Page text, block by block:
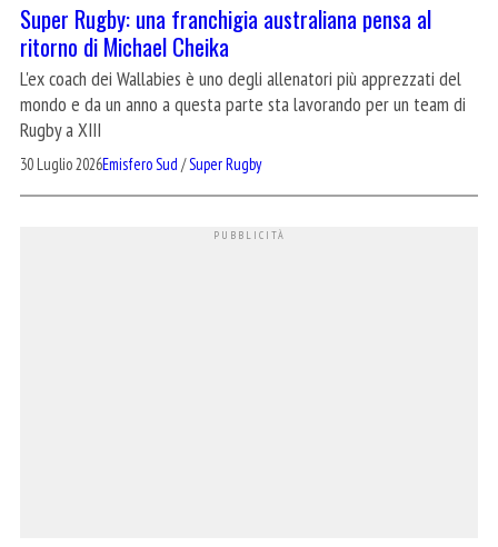
Super Rugby: una franchigia australiana pensa al
ritorno di Michael Cheika
L'ex coach dei Wallabies è uno degli allenatori più apprezzati del
mondo e da un anno a questa parte sta lavorando per un team di
Rugby a XIII
30 Luglio 2026Emisfero Sud /Super Rugby